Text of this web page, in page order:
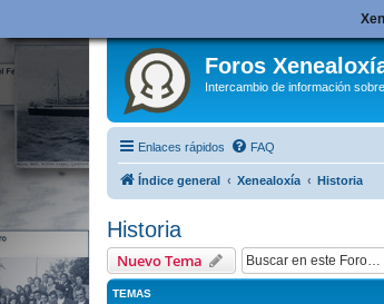
Foros
Intercambio de información
Enlaces rápidos FAQ
Índice general Xenealoxía Historia
Historia
Nuevo Tema
TEMAS